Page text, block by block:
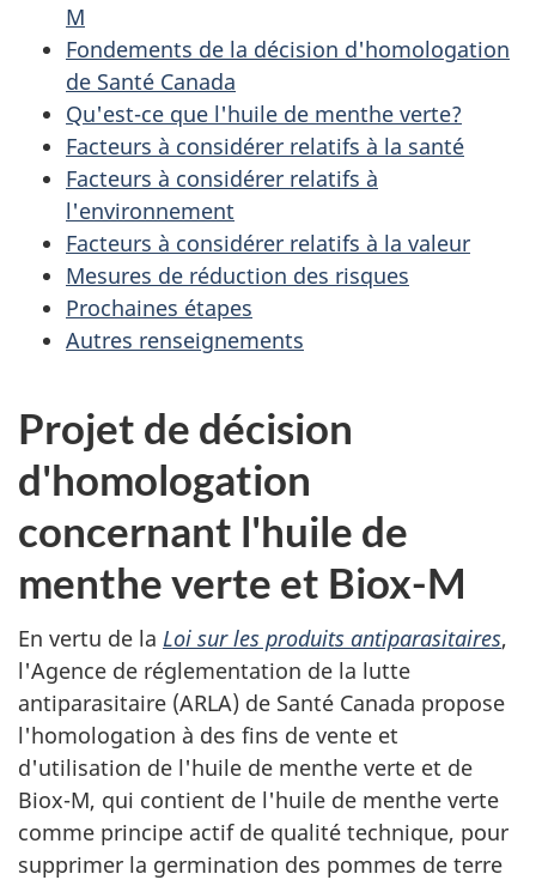
M
Fondements de la décision d'homologation
de Santé Canada
Qu'est-ce que l'huile de menthe verte?
Facteurs à considérer relatifs à la santé
Facteurs à considérer relatifs à
l'environnement
Facteurs à considérer relatifs à la valeur
Mesures de réduction des risques
Prochaines étapes
Autres renseignements
Projet de décision
d'homologation
concernant l'huile de
menthe verte et Biox-M
En vertu de la Loi sur les produits antiparasitaires,
l'Agence de réglementation de la lutte
antiparasitaire (ARLA) de Santé Canada propose
l'homologation à des fins de vente et
d'utilisation de l'huile de menthe verte et de
Biox-M, qui contient de l'huile de menthe verte
comme principe actif de qualité technique, pour
supprimer la germination des pommes de terre